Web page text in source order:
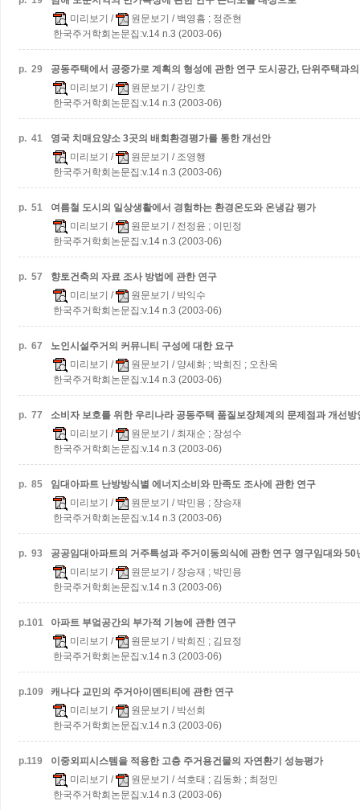
미리보기 / 원문보기 / 백영흠 ; 정준현
한국주거학회논문집:v.14 n.3 (2003-06)
p. 29 공동주택에서 공중가로 계획의 형성에 관한 연구 도시공간, 단위주택과
미리보기 / 원문보기 / 강인호
한국주거학회논문집:v.14 n.3 (2003-06)
p. 41
영국 치매요양소 3곳의 배회환경평가를 통한 개선안
미리보기 / 원문보기 / 조영행
한국주거학회논문집:v.14 n.3 (2003-06)
p. 51
여름철 도시의 일상생활에서 경험하는 환경온도와 온냉감 평가
미리보기 / 원문보기 / 전정윤 ; 이민정
한국주거학회논문집:v.14 n.3 (2003-06)
p. 57
향토건축의 자료 조사 방법에 관한 연구
미리보기 / 원문보기 / 박익수
한국주거학회논문집:v.14 n.3 (2003-06)
p. 67
노인시설주거의 커뮤니티 구성에 대한 요구
미리보기 / 원문보기 / 양세화 ; 박희진 ; 오찬옥
한국주거학회논문집:v.14 n.3 (2003-06)
p. 77
소비자 보호를 위한 우리나라 공동주택 품질보장체계의 문제점과 개선방
미리보기 / 원문보기 / 최재순 ; 장성수
한국주거학회논문집:v.14 n.3 (2003-06)
p. 85
임대아파트 난방방식별 에너지소비와 만족도 조사에 관한 연구
미리보기 / 원문보기 / 박민용 ; 장승재
한국주거학회논문집:v.14 n.3 (2003-06)
p. 93 공공임대아파트의 거주특성과 주거이동의식에 관한 연구 영구임대와 50
미리보기 / 원문보기 / 장승재 ; 박민용
한국주거학회논문집:v.14 n.3 (2003-06)
p.101
아파트 부엌공간의 부가적 기능에 관한 연구
미리보기 / 원문보기 / 박희진 ; 김묘정
한국주거학회논문집:v.14 n.3 (2003-06)
p.109
캐나다 교민의 주거아이덴티티에 관한 연구
미리보기 / 원문보기 / 박선희
한국주거학회논문집:v.14 n.3 (2003-06)
p.119
이중외피시스템을 적용한 고층 주거용건물의 자연환기 성능평가
미리보기 / 원문보기 / 석호태 ; 김동화 ; 최정민
한국주거학회논문집:v.14 n.3 (2003-06)